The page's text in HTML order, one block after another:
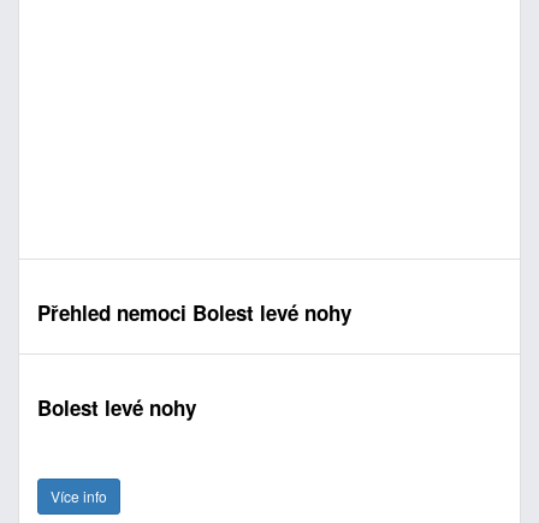
Přehled nemoci Bolest levé nohy
Bolest levé nohy
Více info